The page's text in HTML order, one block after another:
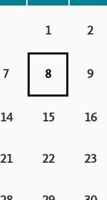
1 2
7 8 9
14 15 16
21 22 23